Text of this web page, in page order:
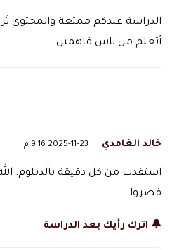
الدراسة عندكم ممتعة والمحتوى
أتعلم من ناس فاهمين
خالد الغامدي 2025-11-23 9:16 م
استفدت من كل دقيقة بالدبلوم.
قصروا.
🔔 اترك رأيك بعد الدراسة